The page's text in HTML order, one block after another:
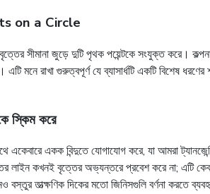
on a Circle
সীমানা জুড়ে দুটি পৃথক পয়েন্টকে সংযুক্ত করে।
মনে রাখা গুরুত্বপূর্ণ যে ব্যাসার্ধটি একটি বিশেষ
স্কিম করে
একেবারে একক বিন্দুতে যোগাযোগ করে, যা আমরা
কখনই বৃত্তের অভ্যন্তরে প্রবেশ করে না; এটি
বস্তুর তাত্ক্ষণিক দিকের মতো জিনিসগুলি বর্ণনা করতে